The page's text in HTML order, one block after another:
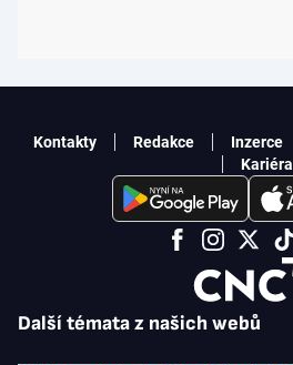
Další témata z našich webů
Kontakty Redakce Inzerce
Kariéra